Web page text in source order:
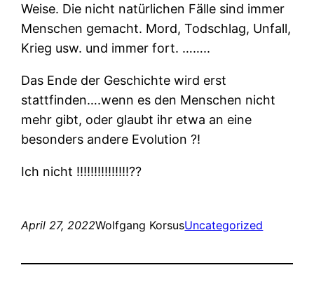
Weise. Die nicht natürlichen Fälle sind immer
Menschen gemacht. Mord, Todschlag, Unfall,
Krieg usw. und immer fort. ……..
Das Ende der Geschichte wird erst
stattfinden….wenn es den Menschen nicht
mehr gibt, oder glaubt ihr etwa an eine
besonders andere Evolution ?!
Ich nicht !!!!!!!!!!!!!!!??
April 27, 2022Wolfgang KorsusUncategorized